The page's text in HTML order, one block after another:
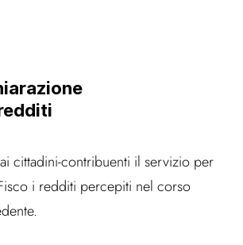
cittadini-contribuenti il servizio per
i redditi percepiti nel corso